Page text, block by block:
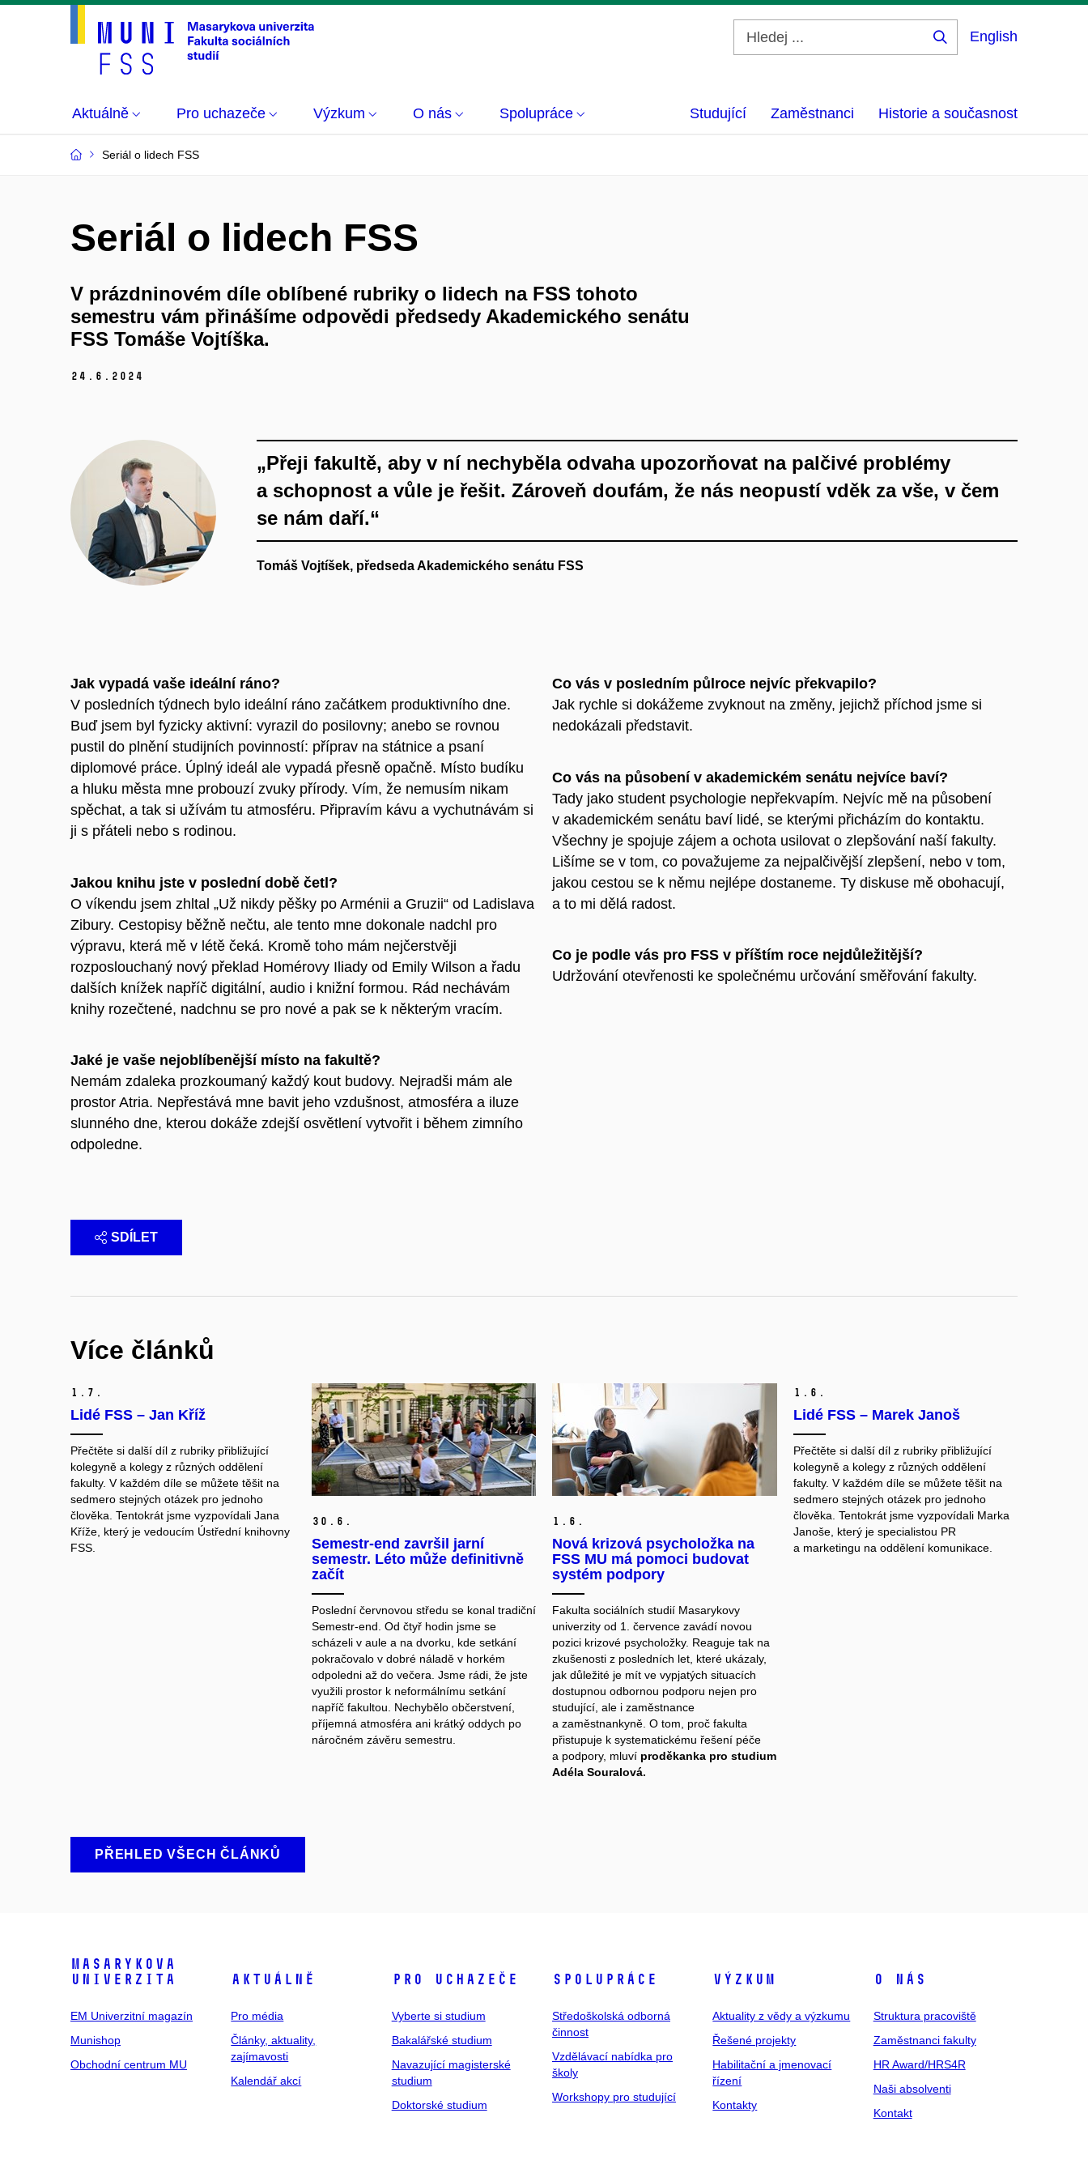
English
Aktuálně Pro uchazeče Výzkum O nás Spolupráce Studující Zaměstnanci Historie a současnost
Seriál o lidech FSS
Seriál o lidech FSS
V prázdninovém díle oblíbené rubriky o lidech na FSS tohoto
semestru vám přinášíme odpovědi předsedy Akademického senátu
FSS Tomáše Vojtíška.
24. 6. 2024
„Přeji fakultě, aby v ní nechyběla odvaha upozorňovat na palčivé problémy
a schopnost a vůle je řešit. Zároveň doufám, že nás neopustí vděk za vše, v čem
se nám daří.“
Tomáš Vojtíšek, předseda Akademického senátu FSS
Jak vypadá vaše ideální ráno?
V posledních týdnech bylo ideální ráno začátkem produktivního dne.
Buď jsem byl fyzicky aktivní: vyrazil do posilovny; anebo se rovnou
pustil do plnění studijních povinností: příprav na státnice a psaní
diplomové práce. Úplný ideál ale vypadá přesně opačně. Místo budíku
a hluku města mne probouzí zvuky přírody. Vím, že nemusím nikam
spěchat, a tak si užívám tu atmosféru. Připravím kávu a vychutnávám si
ji s přáteli nebo s rodinou.
Jakou knihu jste v poslední době četl?
O víkendu jsem zhltal „Už nikdy pěšky po Arménii a Gruzii“ od Ladislava
Zibury. Cestopisy běžně nečtu, ale tento mne dokonale nadchl pro
výpravu, která mě v létě čeká. Kromě toho mám nejčerstvěji
rozposlouchaný nový překlad Homérovy Iliady od Emily Wilson a řadu
dalších knížek napříč digitální, audio i knižní formou. Rád nechávám
knihy rozečtené, nadchnu se pro nové a pak se k některým vracím.
Jaké je vaše nejoblíbenější místo na fakultě?
Nemám zdaleka prozkoumaný každý kout budovy. Nejradši mám ale
prostor Atria. Nepřestává mne bavit jeho vzdušnost, atmosféra a iluze
slunného dne, kterou dokáže zdejší osvětlení vytvořit i během zimního
odpoledne.
Co vás v posledním půlroce nejvíc překvapilo?
Jak rychle si dokážeme zvyknout na změny, jejichž příchod jsme si
nedokázali představit.
Co vás na působení v akademickém senátu nejvíce baví?
Tady jako student psychologie nepřekvapím. Nejvíc mě na působení
v akademickém senátu baví lidé, se kterými přicházím do kontaktu.
Všechny je spojuje zájem a ochota usilovat o zlepšování naší fakulty.
Lišíme se v tom, co považujeme za nejpalčivější zlepšení, nebo v tom,
jakou cestou se k němu nejlépe dostaneme. Ty diskuse mě obohacují,
a to mi dělá radost.
Co je podle vás pro FSS v příštím roce nejdůležitější?
Udržování otevřenosti ke společnému určování směřování fakulty.
SDÍLET
Více článků
1. 7.
Lidé FSS – Jan Kříž
Přečtěte si další díl z rubriky přibližující
kolegyně a kolegy z různých oddělení
fakulty. V každém díle se můžete těšit na
sedmero stejných otázek pro jednoho
člověka. Tentokrát jsme vyzpovídali Jana
Kříže, který je vedoucím Ústřední knihovny
FSS.
30. 6.
Semestr-end završil jarní
semestr. Léto může definitivně
začít
Poslední červnovou středu se konal tradiční
Semestr-end. Od čtyř hodin jsme se
scházeli v aule a na dvorku, kde setkání
pokračovalo v dobré náladě v horkém
odpoledni až do večera. Jsme rádi, že jste
využili prostor k neformálnímu setkání
napříč fakultou. Nechybělo občerstvení,
příjemná atmosféra ani krátký oddych po
náročném závěru semestru.
1. 6.
Nová krizová psycholožka na
FSS MU má pomoci budovat
systém podpory
Fakulta sociálních studií Masarykovy
univerzity od 1. července zavádí novou
pozici krizové psycholožky. Reaguje tak na
zkušenosti z posledních let, které ukázaly,
jak důležité je mít ve vypjatých situacích
dostupnou odbornou podporu nejen pro
studující, ale i zaměstnance
a zaměstnankyně. O tom, proč fakulta
přistupuje k systematickému řešení péče
a podpory, mluví proděkanka pro studium
Adéla Souralová.
1. 6.
Lidé FSS – Marek Janoš
Přečtěte si další díl z rubriky přibližující
kolegyně a kolegy z různých oddělení
fakulty. V každém díle se můžete těšit na
sedmero stejných otázek pro jednoho
člověka. Tentokrát jsme vyzpovídali Marka
Janoše, který je specialistou PR
a marketingu na oddělení komunikace.
PŘEHLED VŠECH ČLÁNKŮ
Masarykova
univerzita
EM Univerzitní magazín
Munishop
Obchodní centrum MU
Aktuálně
Pro média
Články, aktuality,
zajímavosti
Kalendář akcí
Pro uchazeče
Vyberte si studium
Bakalářské studium
Navazující magisterské
studium
Doktorské studium
Spolupráce
Středoškolská odborná
činnost
Vzdělávací nabídka pro
školy
Workshopy pro studující
Výzkum
Aktuality z vědy a výzkumu
Řešené projekty
Habilitační a jmenovací
řízení
Kontakty
O nás
Struktura pracoviště
Zaměstnanci fakulty
HR Award/HRS4R
Naši absolventi
Kontakt